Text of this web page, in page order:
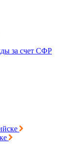
за счет СФР